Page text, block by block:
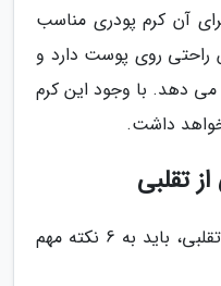
آن کرم پودری مناسب
راحتی روی پوست دارد و
دهد. با وجود این کرم
داشت.
تقلبی
برای تشخیص کرم پودر اصلی از تقلبی، باید به 6 نکته مهم